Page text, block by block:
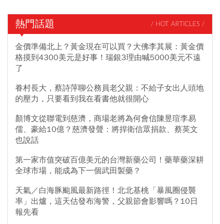
熱門話題 / HOT ARTICLES /
金價準備北上？黃金現在可以買？大佛李其展：黃金價
格摸到4300美元是好事！瑞銀3理由喊5000美元不遠
了
眷村長大，蔡詩萍聊公務員老父親：不給子女出人頭地
的壓力，只要看到我在看書他就很開心
顏博文從聯電到慈濟，商場老將為何會信陳昱瑄李易
儒、豪給10億？慈濟發聲：將捍衛信眾捐款、蔡英文
也說話
第一家市值突破百億美元的台灣新藥公司！藥華藥深耕
全球市場，能成為下一個武田製藥？
天氣／白海豚颱風最新路徑！北北基桃「暴風圈侵襲
率」出爐，這天估發布海警，父親節會影響嗎？10日
報先看